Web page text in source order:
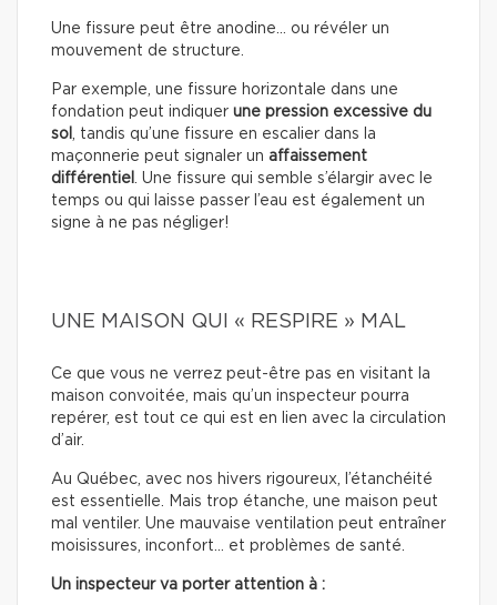
Une fissure peut être anodine… ou révéler un
mouvement de structure.
Par exemple, une fissure horizontale dans une
fondation peut indiquer une pression excessive du
sol , tandis qu’une fissure en escalier dans la
maçonnerie peut signaler un affaissement
différentiel . Une fissure qui semble s’élargir avec le
temps ou qui laisse passer l’eau est également un
signe à ne pas négliger!
UNE MAISON QUI « RESPIRE » MAL
Ce que vous ne verrez peut-être pas en visitant la
maison convoitée, mais qu’un inspecteur pourra
repérer, est tout ce qui est en lien avec la circulation
d’air.
Au Québec, avec nos hivers rigoureux, l’étanchéité
est essentielle. Mais trop étanche, une maison peut
mal ventiler. Une mauvaise ventilation peut entraîner
moisissures, inconfort… et problèmes de santé.
Un inspecteur va porter attention à :